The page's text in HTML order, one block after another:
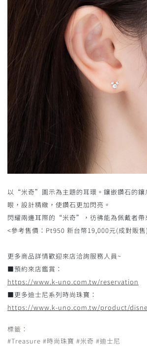
以“米奇”圖示為主題的耳環。鑲嵌鑽石的鑲
眼，設計精緻，使鑽石更加閃亮。
閃耀兩邊耳際的“米奇”，彷彿能為佩戴者帶
<參考售價：Pt950 新台幣19,000元(成對販
更多商品詳情歡迎來店洽詢服務人員~
■預約來店鑑賞：
https://www.k-uno.com.tw/reservation
■更多迪士尼系列時尚珠寶：
https://www.k-uno.com.tw/product/
標籤：
#Treasure #時尚珠寶 #米奇 #迪士尼